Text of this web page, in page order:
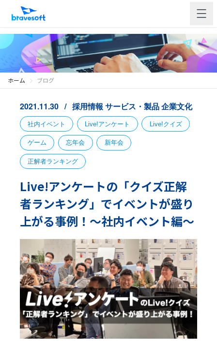
ホーム ブログ
2021.11.30 採用情報 サービス・製品企業文化
社内イベント Live!アンケート Live!クイズ
ゲーム 忘年会 新年会
正解者ランキング
Live!アンケートの「クイズ正解
者ランキング」でイベントが盛り
上がる事例！〜社内イベント編〜